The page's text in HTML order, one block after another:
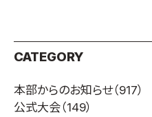
プラ
CATEGORY
本部からのお知らせ（917）
公式大会（149）